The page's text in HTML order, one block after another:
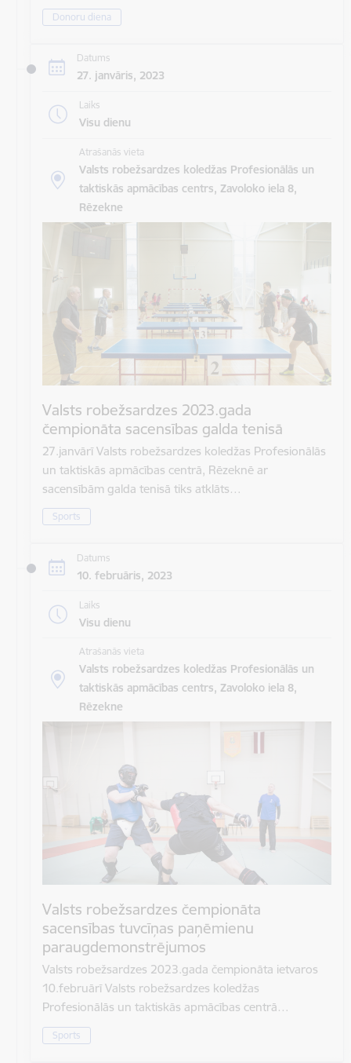
Donoru diena
Datums
27. janvāris, 2023
Laiks
Visu dienu
Atrašanās vieta
Valsts robežsardzes koledžas Profesionālās un
taktiskās apmācības centrs, Zavoloko iela 8,
Rēzekne
Valsts robežsardzes 2023.gada
čempionāta sacensības galda tenisā
27.janvārī Valsts robežsardzes koledžas Profesionālās
un taktiskās apmācības centrā, Rēzeknē ar
sacensībām galda tenisā tiks atklāts…
Sports
Datums
10. februāris, 2023
Laiks
Visu dienu
Atrašanās vieta
Valsts robežsardzes koledžas Profesionālās un
taktiskās apmācības centrs, Zavoloko iela 8,
Rēzekne
Valsts robežsardzes čempionāta
sacensības tuvcīņas paņēmienu
paraugdemonstrējumos
Valsts robežsardzes 2023.gada čempionāta ietvaros
10.februārī Valsts robežsardzes koledžas
Profesionālās un taktiskās apmācības centrā…
Sports